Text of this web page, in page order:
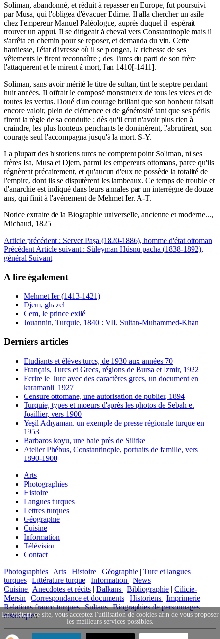
Soliman, abandonné, et réduit à repasser en Europe, fut poursuivi
par Musa, qui l'obligea d'évacuer Edirne. Il alla chercher un asile
chez l'empereur Manuel Paléologue, auprès duquel il espérait
trouver un appui. Il se dirigeait à cheval vers Constantinople mais il
s'arrêta en chemin pour se reposer, et demanda du vin. Cette
hardiesse, l'état d'ivresse où il se plongea, la richesse de ses
vêtements le firent reconnaître ; des Turcs du parti de son frère
l'attaquèrent et le mirent à mort, l'an 1410[-1411].
Soliman, sans avoir mérité le titre de sultan, tint le sceptre pendant
huit années. Il offrait le composé monstrueux de tous les vices et de
toutes les vertus. Doué d'un courage brillant que son bonheur faisait
encore valoir, plein de clémence et de générosité tant que ses périls
firent la règle de sa conduite : dès qu'il crut n'avoir plus rien à
craindre, les plus honteux penchants le dominèrent, l'abrutirent, son
courage seul l'accompagna jusqu'à la mort. S-Y.
La plupart des historiens turcs ne comptent point Soliman, ni ses
frères Isa, Musa et Djem, parmi les empereurs ottomans, parce qu'ils
régnèrent précairement, et qu'aucun d'eux ne possède la totalité de
l'empire, dont ils se disputèrent les lambeaux. Ce temps de trouble et
d'anarchie est indiqué dans leurs annales par un interrègne de douze
ans, qui finit à l'avénement de Mehmet Ier. A-T.
Notice extraite de la Biographie universelle, ancienne et moderne...,
Michaud, 1825
Article précédent : Server Paşa (1820-1886), homme d'état ottoman
Précédent Article suivant : Süleyman Hüsnü pacha (1838-1892),
général Suivant
A lire également
Mehmet Ier (1413-1421)
Djem, ghazel
Cem, le prince exilé
Jouannin, Turquie, 1840 : VII. Sultan-Muhammed-Khan
Derniers articles
Etudiants et élèves turcs, de 1930 aux années 70
Français, Turcs et Grecs, régions de Bursa et Izmir, 1922
Ecrire le Turc avec des caractères grecs, un document en
karamanli, 1927
Censure ottomane, une autorisation de publier, 1894
Turquie, types et moeurs d'après les photos de Sebah et
Joaillier, vers 1900
Yeşil Adıyaman, un exemple de presse régionale turque en
1953
Barbaros koyu, une baie près de Silifke
Atelier Phébus, Constantinople, portraits de famille, vers
1890-1900
Arts
Photographies
Histoire
Langues turques
Lettres turques
Géographie
Cuisine
Information
Télévision
Contact
Photographies | Arts | Histoire | Géographie | Turc et langues
turques | Littérature turque | Information | News
Cuisine | Anecdotes et récits | Balkans | Bibliographie | Cilicie-
Mersin | Correspondance et documents | Historiens | Imprimerie |
Relations franco-turques|Sultans|Biographies de personnages
historiques |
En visitant ce site, vous acceptez l'utilisation de cookies afin de vous proposer
les meilleurs services possibles.